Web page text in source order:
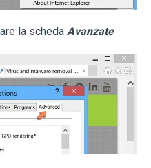
la scheda Avanzate